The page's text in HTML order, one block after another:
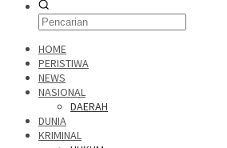
HOME
PERISTIWA
NEWS
NASIONAL
DAERAH
DUNIA
KRIMINAL